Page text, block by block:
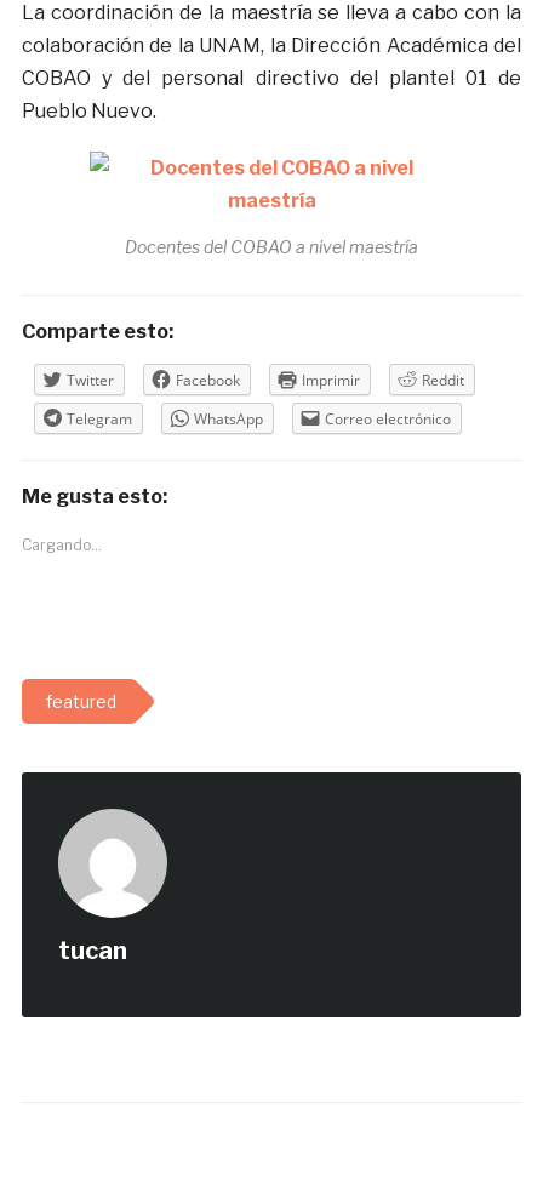
La coordinación de la maestría se lleva a cabo con la
colaboración de la UNAM, la Dirección Académica del
COBAO y del personal directivo del plantel 01 de
Pueblo Nuevo.
Docentes del COBAO a nivel maestría
Comparte esto:
Twitter Facebook Imprimir
Reddit
Telegram
WhatsApp Correo electrónico
Me gusta esto:
Cargando...
featured
tucan